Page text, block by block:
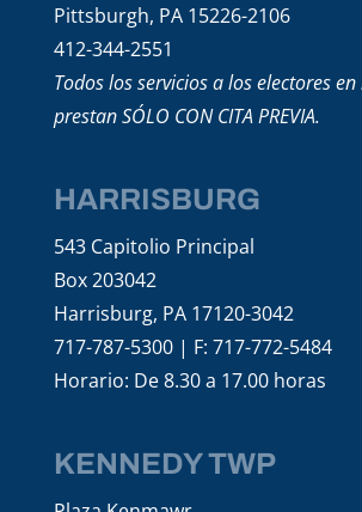
Pittsburgh, PA 15226-2106
412-344-2551
Todos los servicios a los electores
prestan SÓLO CON CITA PREVIA.
HARRISBURG
543 Capitolio Principal
Box 203042
Harrisburg, PA 17120-3042
717-787-5300 | F: 717-772-5484
Horario: De 8.30 a 17.00 horas
KENNEDY TWP